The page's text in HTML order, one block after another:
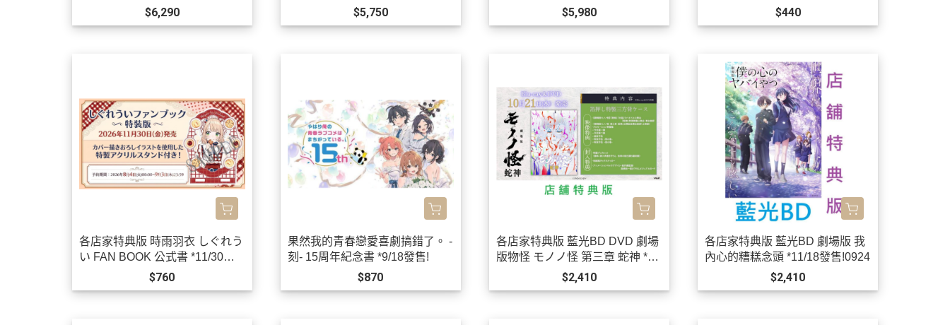
口袋【跨境】0923*12月上旬發
售!
$6,290
境】*12月上旬發售!0923
$5,750 $5,980 $440
各店家特典版 時雨羽衣 しぐれう
い FAN BOOK 公式書 *11/30發
$760
果然我的青春戀愛喜劇搞錯了。 -
刻- 15周年紀念書 *9/18發售!
$870
各店家特典版 藍光BD DVD 劇場
版物怪 モノノ怪 第三章 蛇神 *1
$2,410
各店家特典版 藍光BD 劇場版 我
內心的糟糕念頭 *11/18發售!0924
$2,410